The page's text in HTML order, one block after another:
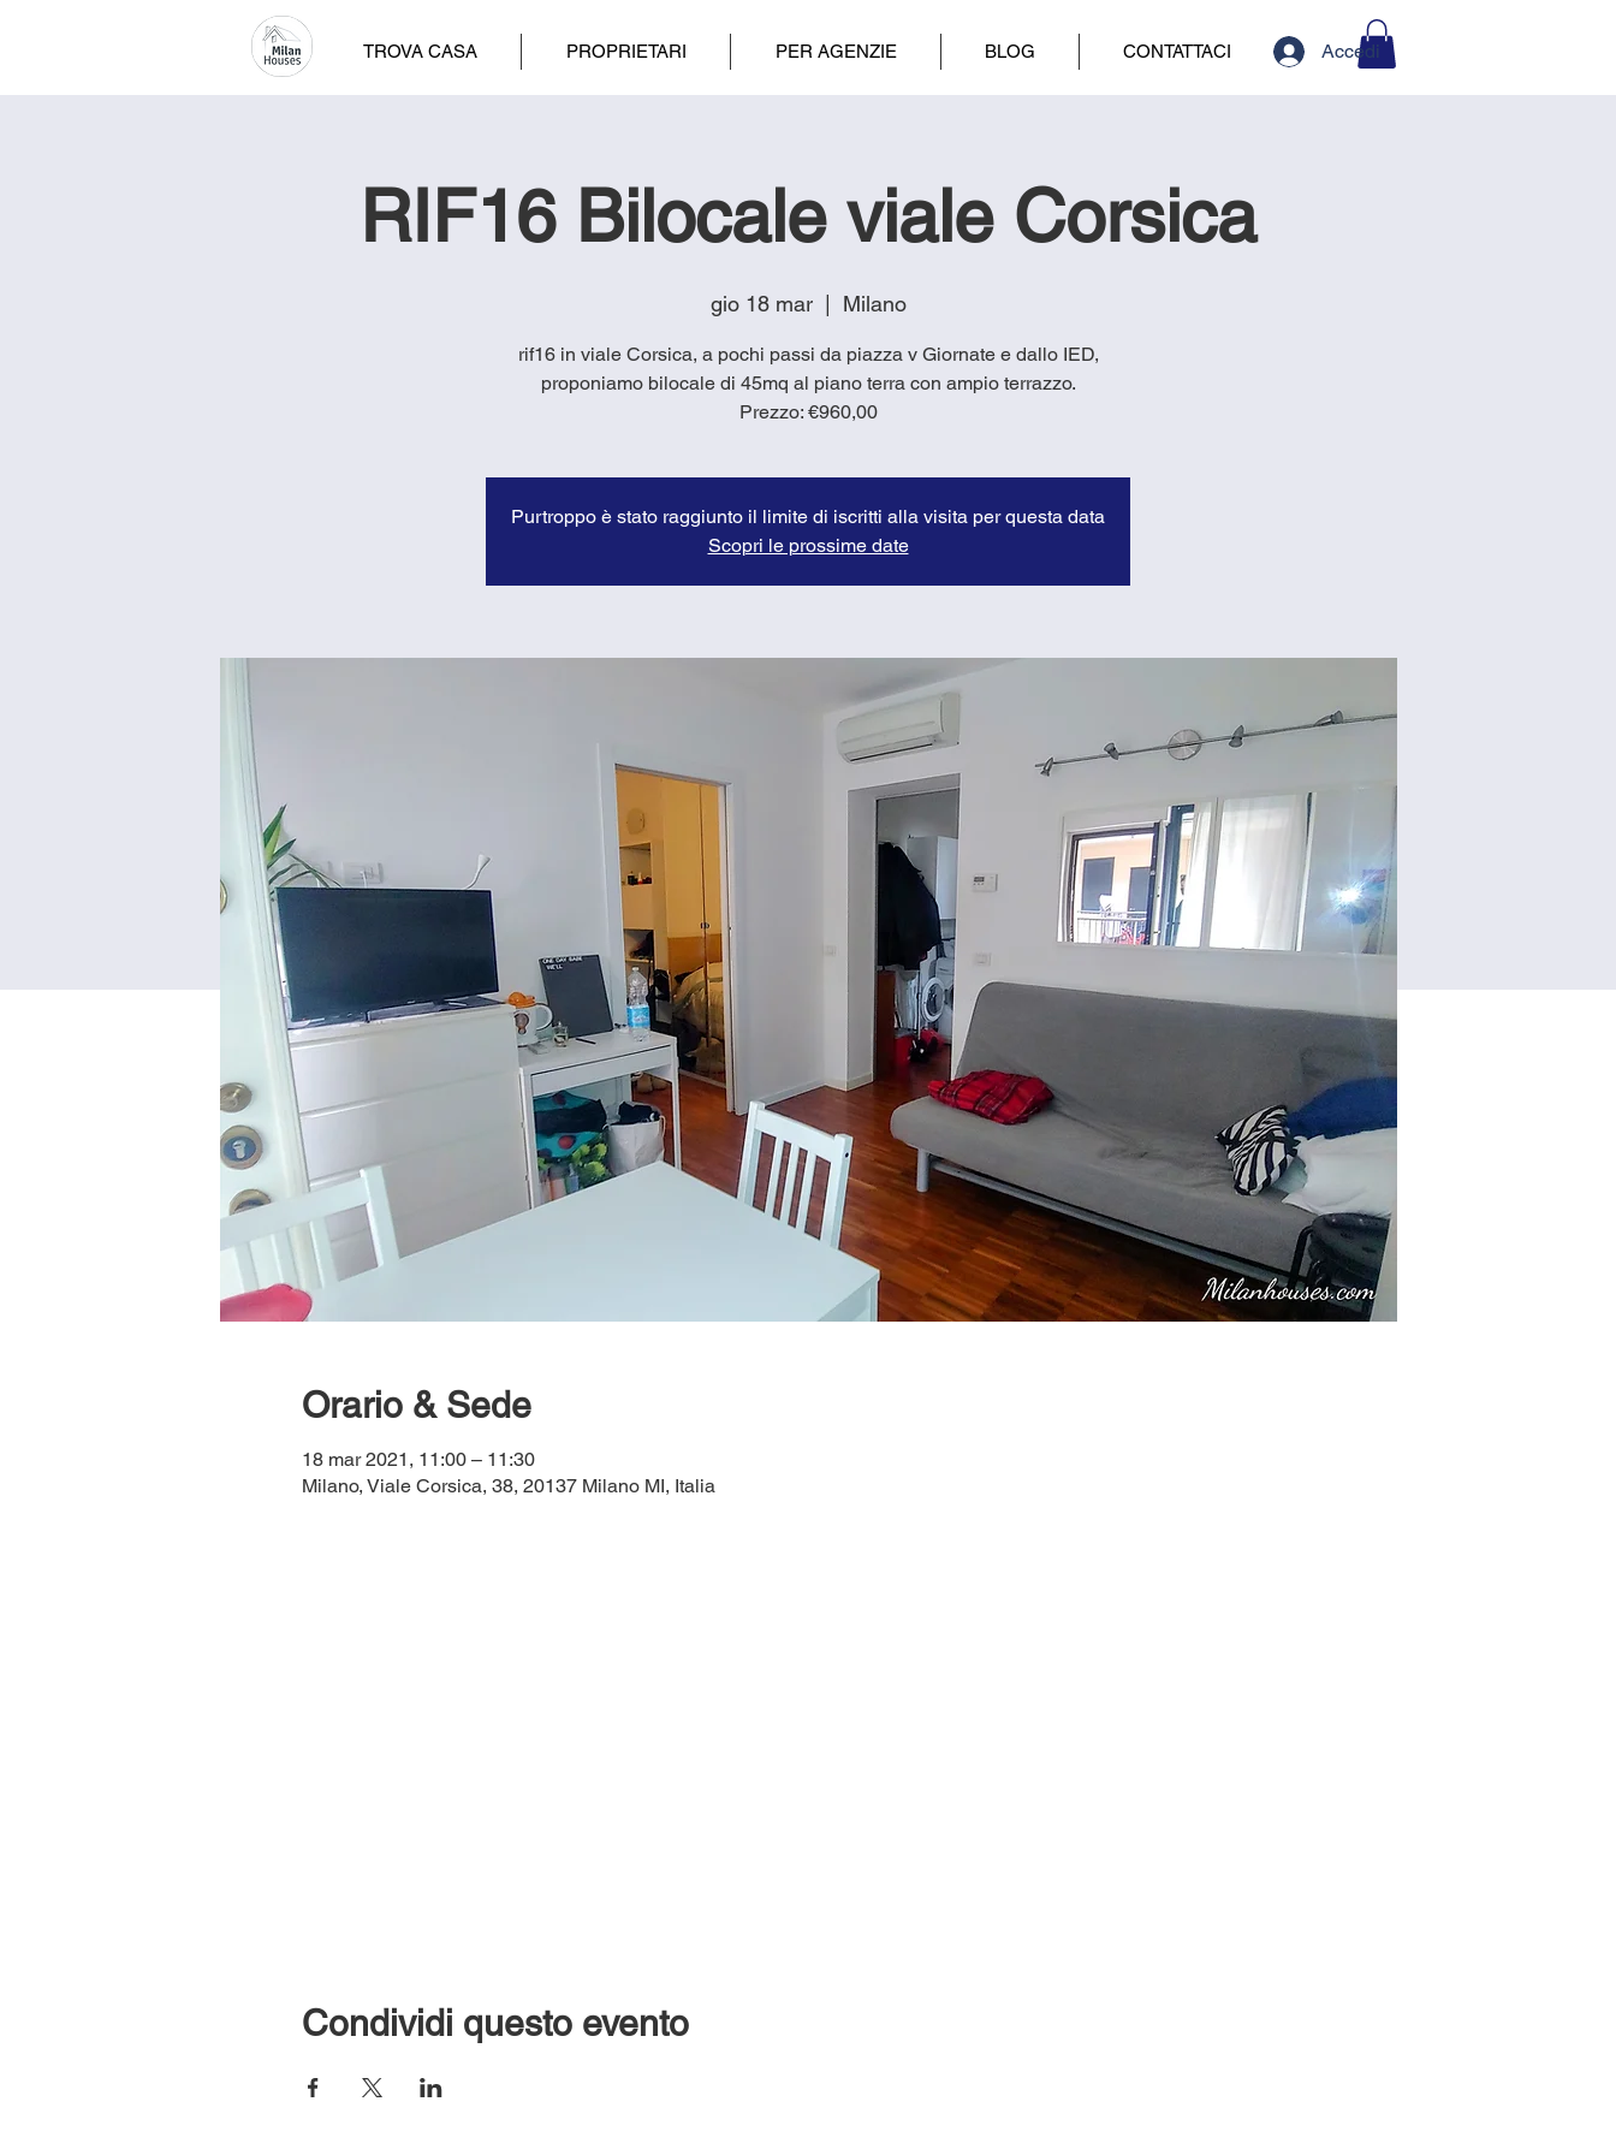
TROVA CASA PROPRIETARI PER AGENZIE BLOG CONTATTACI Accedi
RIF16 Bilocale viale Corsica
gio 18 mar
  |
Milano
rif16 in viale Corsica, a pochi passi da piazza v Giornate e dallo IED,
proponiamo bilocale di 45mq al piano terra con ampio terrazzo.
Prezzo: €960,00
Purtroppo è stato raggiunto il limite di iscritti alla visita per questa data
Scopri le prossime date
Orario & Sede
18 mar 2021, 11:00 – 11:30
Milano, Viale Corsica, 38, 20137 Milano MI, Italia
Condividi questo evento